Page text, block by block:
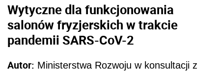
Wytyczne dla funkcjonowania
salonów fryzjerskich w trakcie
pandemii SARS-CoV-2
Autor: Ministerstwa Rozwoju w konsultacji z